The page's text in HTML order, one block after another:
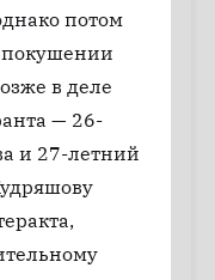
потом
в деле
— 26-
и 27-летний